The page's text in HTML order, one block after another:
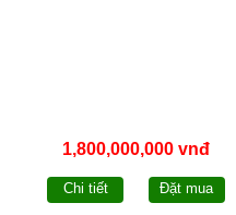
1,800,000,000 vnđ
Chi tiết Đặt mua